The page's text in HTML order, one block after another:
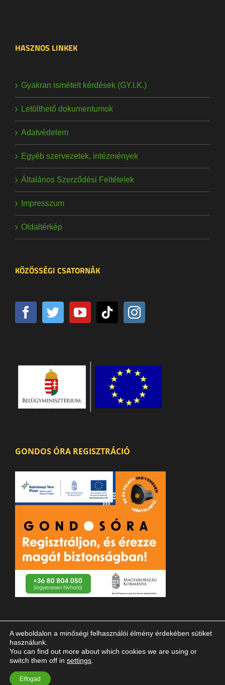
HASZNOS LINKEK
Gyakran ismételt kérdések (GY.I.K.)
Letölthető dokumentumok
Adatvédelem
Egyéb szervezetek, intézmények
Általános Szerződési Feltételek
Impresszum
Oldaltérkép
KÖZÖSSÉGI CSATORNÁK
GONDOS ÓRA REGISZTRÁCIÓ
© 2023 Magyar Vakok és Gyengénlátók Országos Szövetsége
A weboldalon a minőségi felhasználói élmény érdekében sütiket
használunk.
You can find out more about which cookies we are using or
switch them off in settings
Elfogad